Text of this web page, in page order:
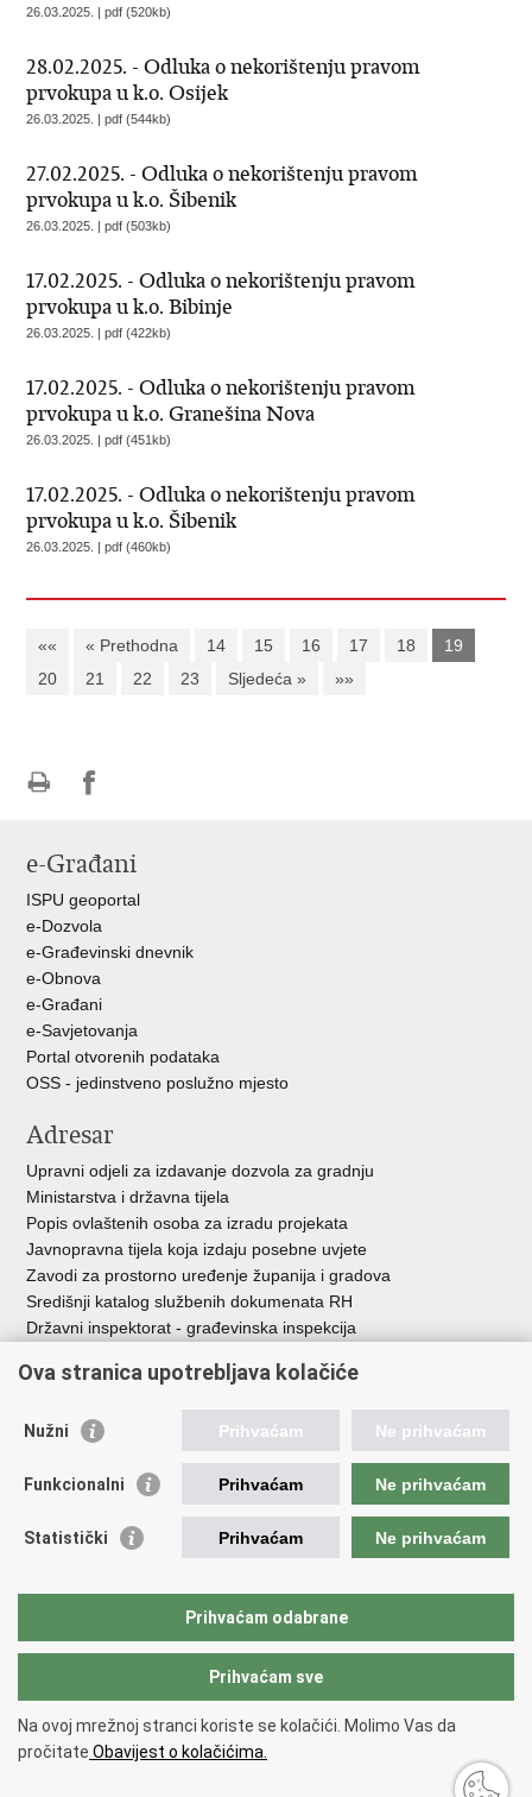
26.03.2025. | pdf (520kb)
28.02.2025. - Odluka o nekorištenju pravom
prvokupa u k.o. Osijek
26.03.2025. | pdf (544kb)
27.02.2025. - Odluka o nekorištenju pravom
prvokupa u k.o. Šibenik
26.03.2025. | pdf (503kb)
17.02.2025. - Odluka o nekorištenju pravom
prvokupa u k.o. Bibinje
26.03.2025. | pdf (422kb)
17.02.2025. - Odluka o nekorištenju pravom
prvokupa u k.o. Granešina Nova
26.03.2025. | pdf (451kb)
17.02.2025. - Odluka o nekorištenju pravom
prvokupa u k.o. Šibenik
26.03.2025. | pdf (460kb)
«« « Prethodna 14 15 16 17 18
19
20
21 22 23 Sljedeća » »»
FacebookuTwitteru
e-Građani
ISPU geoportal
e-Dozvola
e-Građevinski dnevnik
e-Obnova
e-Građani
e-Savjetovanja
Portal otvorenih podataka
OSS - jedinstveno poslužno mjesto
Adresar
Upravni odjeli za izdavanje dozvola za gradnju
Ministarstva i državna tijela
Popis ovlaštenih osoba za izradu projekata
Javnopravna tijela koja izdaju posebne uvjete
Zavodi za prostorno uređenje županija i gradova
Središnji katalog službenih dokumenata RH
Državni inspektorat - građevinska inspekcija
Vlada Republike Hrvatske
Agencija za pravni promet i posredovanje nekretninama
Fond za zaštitu okoliša i energetsku učinkovitost
Državne nekretnine d.o.o.
Copyright © 2026 Ministarstvo prostornoga uređenja, graditeljstva i
državne imovine.
Uvjeti korištenja.Izjava o pristupačnosti
Ova stranica upotrebljava kolačiće
Nužni Prihvaćam Ne prihvaćam
Funkcionalni Prihvaćam Ne prihvaćam
Statistički Prihvaćam Ne prihvaćam
Prihvaćam odabrane
Prihvaćam sve
Na ovoj mrežnoj stranci koriste se kolačići. Molimo Vas da
pročitate Obavijest o kolačićima.